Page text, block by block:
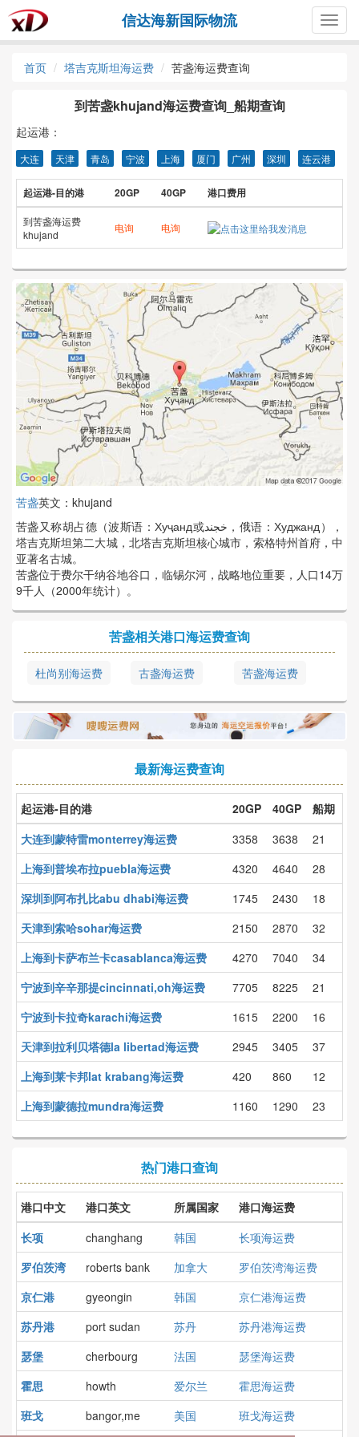
信达海新国际物流
首页 塔吉克斯坦海运费 苦盏海运费查询
到苦盏khujand海运费查询_船期查询
起运港：
大连 天津 青岛 宁波 上海 厦门 广州 深圳 连云港
起运港-目的港 20GP 40GP 港口费用
到苦盏海运费
khujand
电询 电询
苦盏英文：khujand
苦盏又称胡占德（波斯语：Хуҷанд或خجند，俄语：Худжанд），
塔吉克斯坦第二大城，北塔吉克斯坦核心城市，索格特州首府，中
亚著名古城。
苦盏位于费尔干纳谷地谷口，临锡尔河，战略地位重要，人口14万
9千人（2000年统计）。
苦盏相关港口海运费查询
杜尚别海运费 古盏海运费 苦盏海运费
最新海运费查询
起运港-目的港 20GP 40GP
船期
大连到蒙特雷monterrey海运费
3358 3638
21
上海到普埃布拉puebla海运费
4320 4640
28
深圳到阿布扎比abu dhabi海运费
1745 2430
18
天津到索哈sohar海运费
2150 2870
32
上海到卡萨布兰卡casablanca海运费
4270 7040
34
宁波到辛辛那提cincinnati,oh海运费
7705 8225
21
宁波到卡拉奇karachi海运费
1615 2200
16
天津到拉利贝塔德la libertad海运费
2945 3405
37
上海到莱卡邦lat krabang海运费
420 860
12
上海到蒙德拉mundra海运费
1160 1290 23
热门港口查询
港口中文 港口英文 所属国家
港口海运费
长项
changhang 韩国
长项海运费
罗伯茨湾
roberts bank 加拿大
罗伯茨湾海运费
京仁港
gyeongin 韩国
京仁港海运费
苏丹港
port sudan 苏丹
苏丹港海运费
瑟堡
cherbourg 法国
瑟堡海运费
霍思
howth 爱尔兰
霍思海运费
班戈
bangor,me 美国
班戈海运费